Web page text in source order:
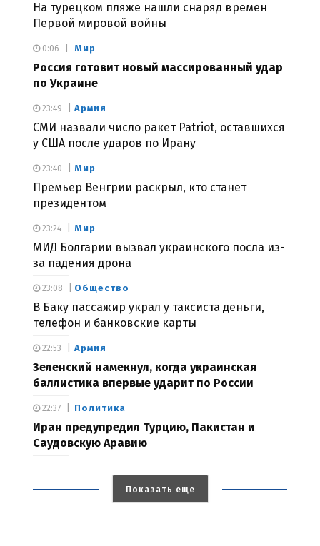
На турецком пляже нашли снаряд времен
Первой мировой войны
Мир
Россия готовит новый массированный удар
по Украине
0:06
Армия
СМИ назвали число ракет Patriot, оставшихся
у США после ударов по Ирану
23:49
Мир
Премьер Венгрии раскрыл, кто станет
президентом
23:40
Мир
МИД Болгарии вызвал украинского посла из-
за падения дрона
23:24
Общество
В Баку пассажир украл у таксиста деньги,
телефон и банковские карты
23:08
Армия
Зеленский намекнул, когда украинская
баллистика впервые ударит по России
22:53
Политика
Иран предупредил Турцию, Пакистан и
Саудовскую Аравию
22:37
Показать еще